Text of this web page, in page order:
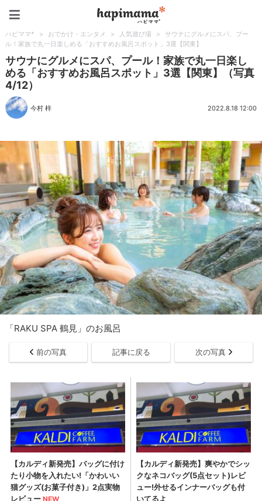
ハピママ* > おでかけ・エンタメ > 人気遊び場 >
サウナにグルメにスパ、プー
ル！家族で丸一日楽しめる「おすすめお風呂スポット」3選【関東】
サウナにグルメにスパ、プール！家族で丸一日楽し
める「おすすめお風呂スポット」3選【関東】（写真
4/12）
今村 梓 2022.8.18 12:00
「RAKU SPA 鶴見」のお風呂
前の写真 記事に戻る 次の写真